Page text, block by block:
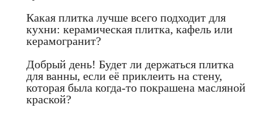
Какая плитка лучше всего подходит для
кухни: керамическая плитка, кафель или
керамогранит?
Добрый день! Будет ли держаться плитка
для ванны, если её приклеить на стену,
которая была когда-то покрашена масляной
краской?